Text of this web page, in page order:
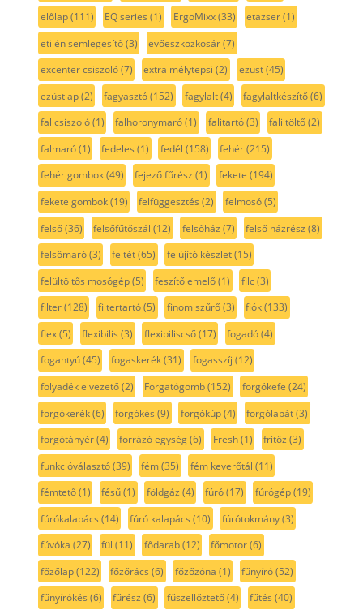
előlap(111) EQ series (1) ErgoMixx(33) etazser(1)
etilén semlegesítő(3) evőeszközkosár(7)
excenter csiszoló(7) extra mélytepsi (2) ezüst(45)
ezüstlap(2) fagyasztó(152) fagylalt(4) fagylaltkészítő(6)
fal csiszoló(1) falhoronymaró(1) falitartó(3) fali töltő(2)
falmaró(1) fedeles (1) fedél (158) fehér(215)
fehér gombok(49) fejező fűrész (1) fekete (194)
fekete gombok(19) felfüggesztés (2) felmosó(5)
felső(36) felsőfűtőszál (12) felsőház (7) felső házrész (8)
felsőmaró(3) feltét(65) felújító készlet(15)
felültöltős mosógép(5) feszítő emelő(1) filc(3)
filter(128) filtertartó(5) finom szűrő(3) fiók(133)
flex(5) flexibilis (3) flexibiliscső(17) fogadó(4)
fogantyú(45) fogaskerék(31) fogasszíj (12)
folyadék elvezető(2) Forgatógomb(152) forgókefe (24)
forgókerék(6) forgókés (9) forgókúp(4) forgólapát(3)
forgótányér(4) forrázó egység(6) Fresh(1) fritőz (3)
funkcióválasztó(39) fém(35) fém keverőtál (11)
fémtető(1) fésű(1) földgáz (4) fúró(17) fúrógép(19)
fúrókalapács (14) fúró kalapács (10) fúrótokmány(3)
fúvóka (27) fül (11) fődarab(12) főmotor(6)
főzőlap(122) főzőrács (6) főzőzóna (1) fűnyíró(52)
fűnyírókés (6) fűrész (6) fűszellőztető(4) fűtés (40)